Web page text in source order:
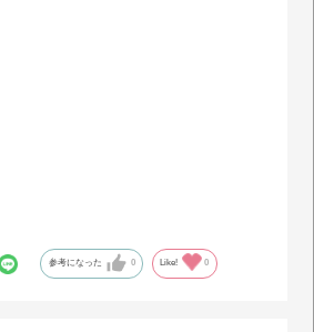
参考になった 0 Like! 0